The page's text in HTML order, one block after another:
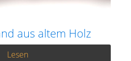
aus altem Holz
Lesen